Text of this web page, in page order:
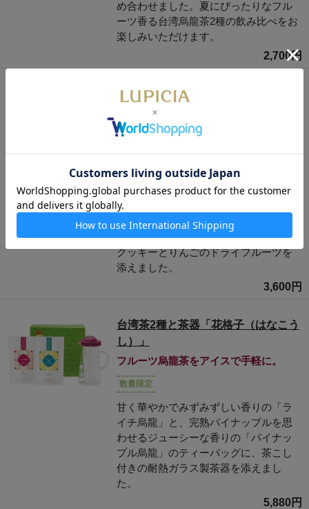
め合わせました。夏にぴったりなフル
ーツ香る台湾烏龍茶2種の飲み比べをお
楽しみいただけます。
2,700円
台湾茶2種とお菓子「彩虹（さいこ
夏にふさわしいお茶とお菓子のセッ
数量限定
完熟パイナップルを思わせる甘くジュ
ーシーな香りの「パイナップル烏龍」
と、とろけるように甘く濃厚な香りの
「完熟マンゴー烏龍」に、紅茶が香る
クッキーとりんごのドライフルーツを
添えました。
3,600円
台湾茶2種と茶器「花格子（はなこう
し）」
フルーツ烏龍茶をアイスで手軽に。
数量限定
甘く華やかでみずみずしい香りの「ラ
イチ烏龍」と、完熟パイナップルを思
わせるジューシーな香りの「パイナッ
プル烏龍」のティーバッグに、茶こし
付きの耐熱ガラス製茶器を添えまし
た。
5,880円